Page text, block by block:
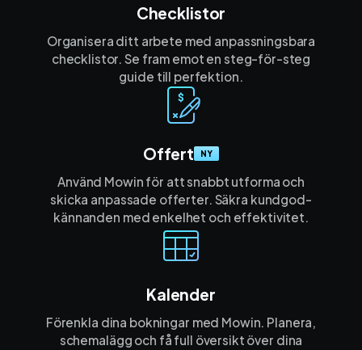
Checklistor
Organisera ditt arbete med anpassnings­bara
checklistor. Se fram emot en steg-för-steg
guide till perfektion.
Offert NY
Använd Mowin för att snabbt utforma och
skicka anpassade offerter. Säkra kund­god­
kännanden med enkelhet och effektivitet.
Kalender
Förenkla dina bokningar med Mowin. Planera,
schemalägg och få full översikt över dina